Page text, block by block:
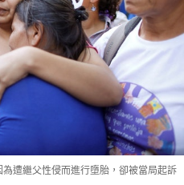
遭繼父性侵而進行墮胎，卻被當局起訴